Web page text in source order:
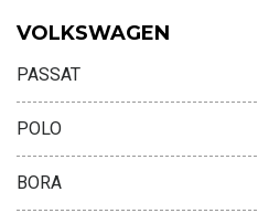
VOLKSWAGEN
PASSAT
POLO
BORA